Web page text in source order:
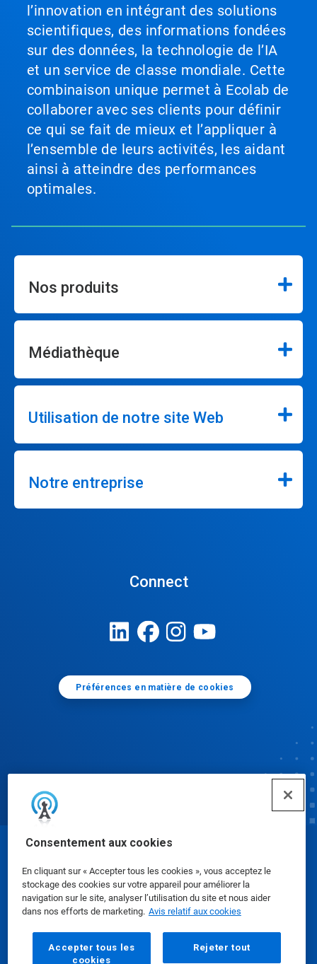
Consentement aux cookies
En cliquant sur « Accepter tous les cookies », vous acceptez le
stockage des cookies sur votre appareil pour améliorer la
navigation sur le site, analyser l’utilisation du site et nous aider
dans nos efforts de marketing. Avis relatif aux cookies
Accepter tous les
cookies
Rejeter tout
l’innovation en intégrant des solutions
scientifiques, des informations fondées
sur des données, la technologie de l’IA
et un service de classe mondiale. Cette
combinaison unique permet à Ecolab de
collaborer avec ses clients pour définir
ce qui se fait de mieux et l’appliquer à
l’ensemble de leurs activités, les aidant
ainsi à atteindre des performances
optimales.
Nos produits
Médiathèque
Utilisation de notre site Web
Notre entreprise
Connect
Préférences en matière de cookies
Fiches signalétiques|Politique de confidentialité
Modalités d'utilisation